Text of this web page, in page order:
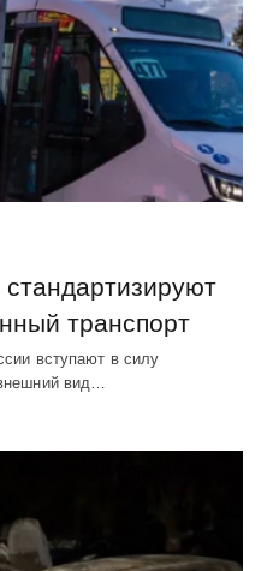
транспорт
вступают в силу
вид…